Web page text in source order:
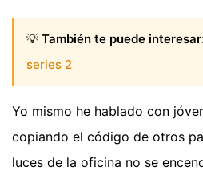
💡 También te puede
series 2
Yo mismo he hablado con
copiando el código de otros
luces de la oficina no se